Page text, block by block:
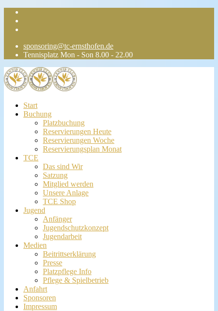
sponsoring@tc-ernsthofen.de
Tennisplatz Mon - Son 8.00 - 22.00
Start
Buchung
Platzbuchung
Reservierungen Heute
Reservierungen Woche
Reservierungsplan Monat
TCE
Das sind Wir
Satzung
Mitglied werden
Unsere Anlage
TCE Shop
Jugend
Anfänger
Jugendschutzkonzept
Jugendarbeit
Medien
Beitrittserklärung
Presse
Platzpflege Info
Pflege & Spielbetrieb
Anfahrt
Sponsoren
Impressum